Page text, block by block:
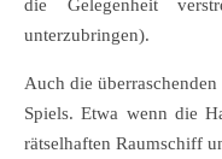
die Gelegenheit
unterzubringen).
Auch die
Spiels. Etwa wenn die
rätselhaften Raumschiff